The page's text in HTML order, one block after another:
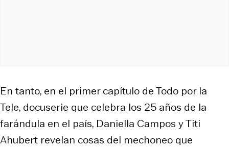
En tanto, en el primer capítulo de Todo por la
Tele, docuserie que celebra los 25 años de la
farándula en el país, Daniella Campos y Titi
Ahubert revelan cosas del mechoneo que